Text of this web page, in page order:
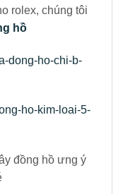
rolex, chúng tôi
hồ
dong-ho-chi-b-
ho-kim-loai-5-
đồng hồ ưng ý